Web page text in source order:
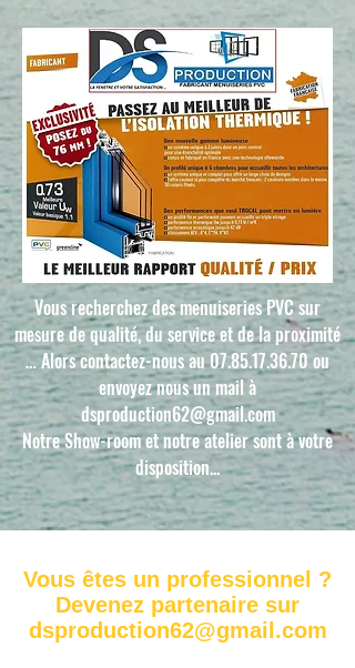
Vous recherchez des menuiseries PVC sur
mesure de qualité, du service et de la proximité
… Alors contactez-nous au07.85.17.36.70 ou
envoyez nous un mail à
dsproduction62@gmail.com
Notre Show-room et notre atelier sont à votre
disposition...
Vous êtes un professionnel ?
Devenez partenaire sur
dsproduction62@gmail.com